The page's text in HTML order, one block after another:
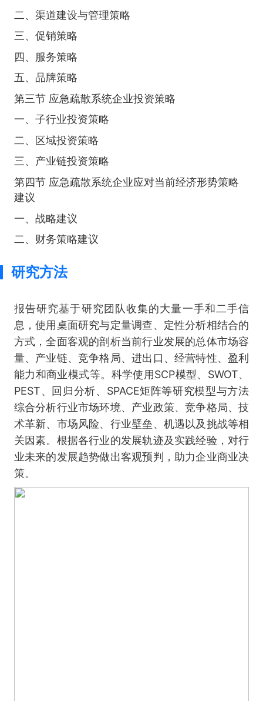
二、渠道建设与管理策略
三、促销策略
四、服务策略
五、品牌策略
第三节 应急疏散系统企业投资策略
一、子行业投资策略
二、区域投资策略
三、产业链投资策略
第四节 应急疏散系统企业应对当前经济形势策略
建议
一、战略建议
二、财务策略建议
研究方法
报告研究基于研究团队收集的大量一手和二手信
息，使用桌面研究与定量调查、定性分析相结合的
方式，全面客观的剖析当前行业发展的总体市场容
量、产业链、竞争格局、进出口、经营特性、盈利
能力和商业模式等。科学使用SCP模型、SWOT、
PEST、回归分析、SPACE矩阵等研究模型与方法
综合分析行业市场环境、产业政策、竞争格局、技
术革新、市场风险、行业壁垒、机遇以及挑战等相
关因素。根据各行业的发展轨迹及实践经验，对行
业未来的发展趋势做出客观预判，助力企业商业决
策。